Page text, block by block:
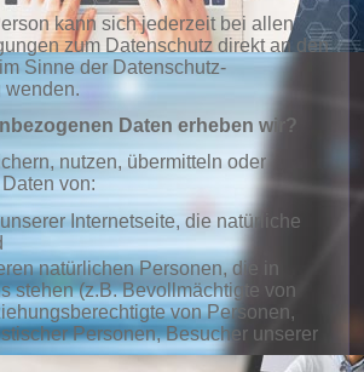
kann sich jederzeit bei allen
zum Datenschutz direkt an den
Sinne der Datenschutz-
wenden.
Daten erheben wir?
nutzen, übermitteln oder
von:
Internetseite, die natürliche
natürlichen Personen, die in
stehen (z.B. Bevollmächtigte von
von Personen,
Personen, Besucher unserer